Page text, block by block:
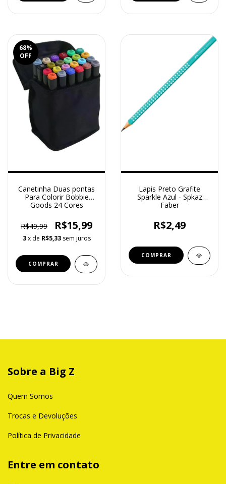
68%
OFF
Canetinha Duas pontas
Para Colorir Bobbie
Goods 24 Cores
R$49,99 R$15,99
3 x de R$5,33 sem juros
Lapis Preto Grafite
Sparkle Azul - Spkaz
Faber
R$2,49
Sobre a Big Z
Quem Somos
Trocas e Devoluções
Política de Privacidade
Entre em contato